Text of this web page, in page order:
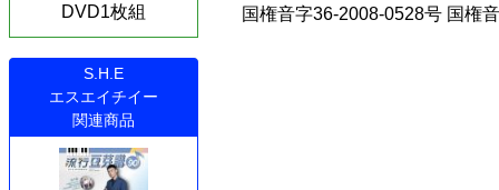
DVD1枚組
S.H.E
エスエイチイー
関連商品
国権音字36-2008-0528号 国権